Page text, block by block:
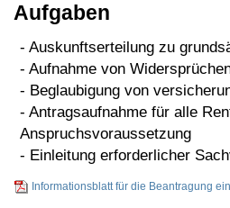
Aufgaben
- Auskunftserteilung zu
- Aufnahme von
- Beglaubigung von
- Antragsaufnahme für alle
Anspruchsvoraussetzung
- Einleitung erforderlicher
Informationsblatt für die Beantragung